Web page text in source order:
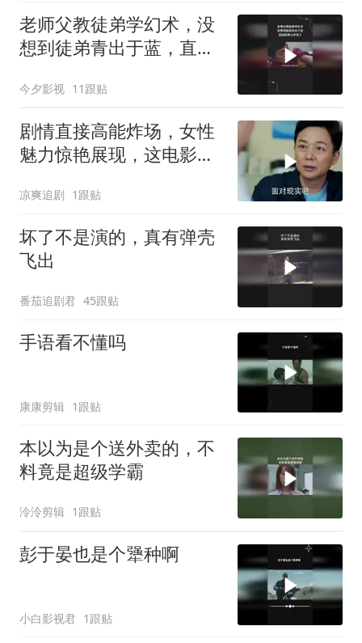
老师父教徒弟学幻术，没
想到徒弟青出于蓝，直接
今夕影视 11跟贴
剧情直接高能炸场，女性
魅力惊艳展现，这电影堪
凉爽追剧 1跟贴
坏了不是演的，真有弹壳
飞出
番茄追剧君 45跟贴
手语看不懂吗
康康剪辑 1跟贴
本以为是个送外卖的，不
料竟是超级学霸
泠泠剪辑 1跟贴
彭于晏也是个犟种啊
小白影视君 1跟贴